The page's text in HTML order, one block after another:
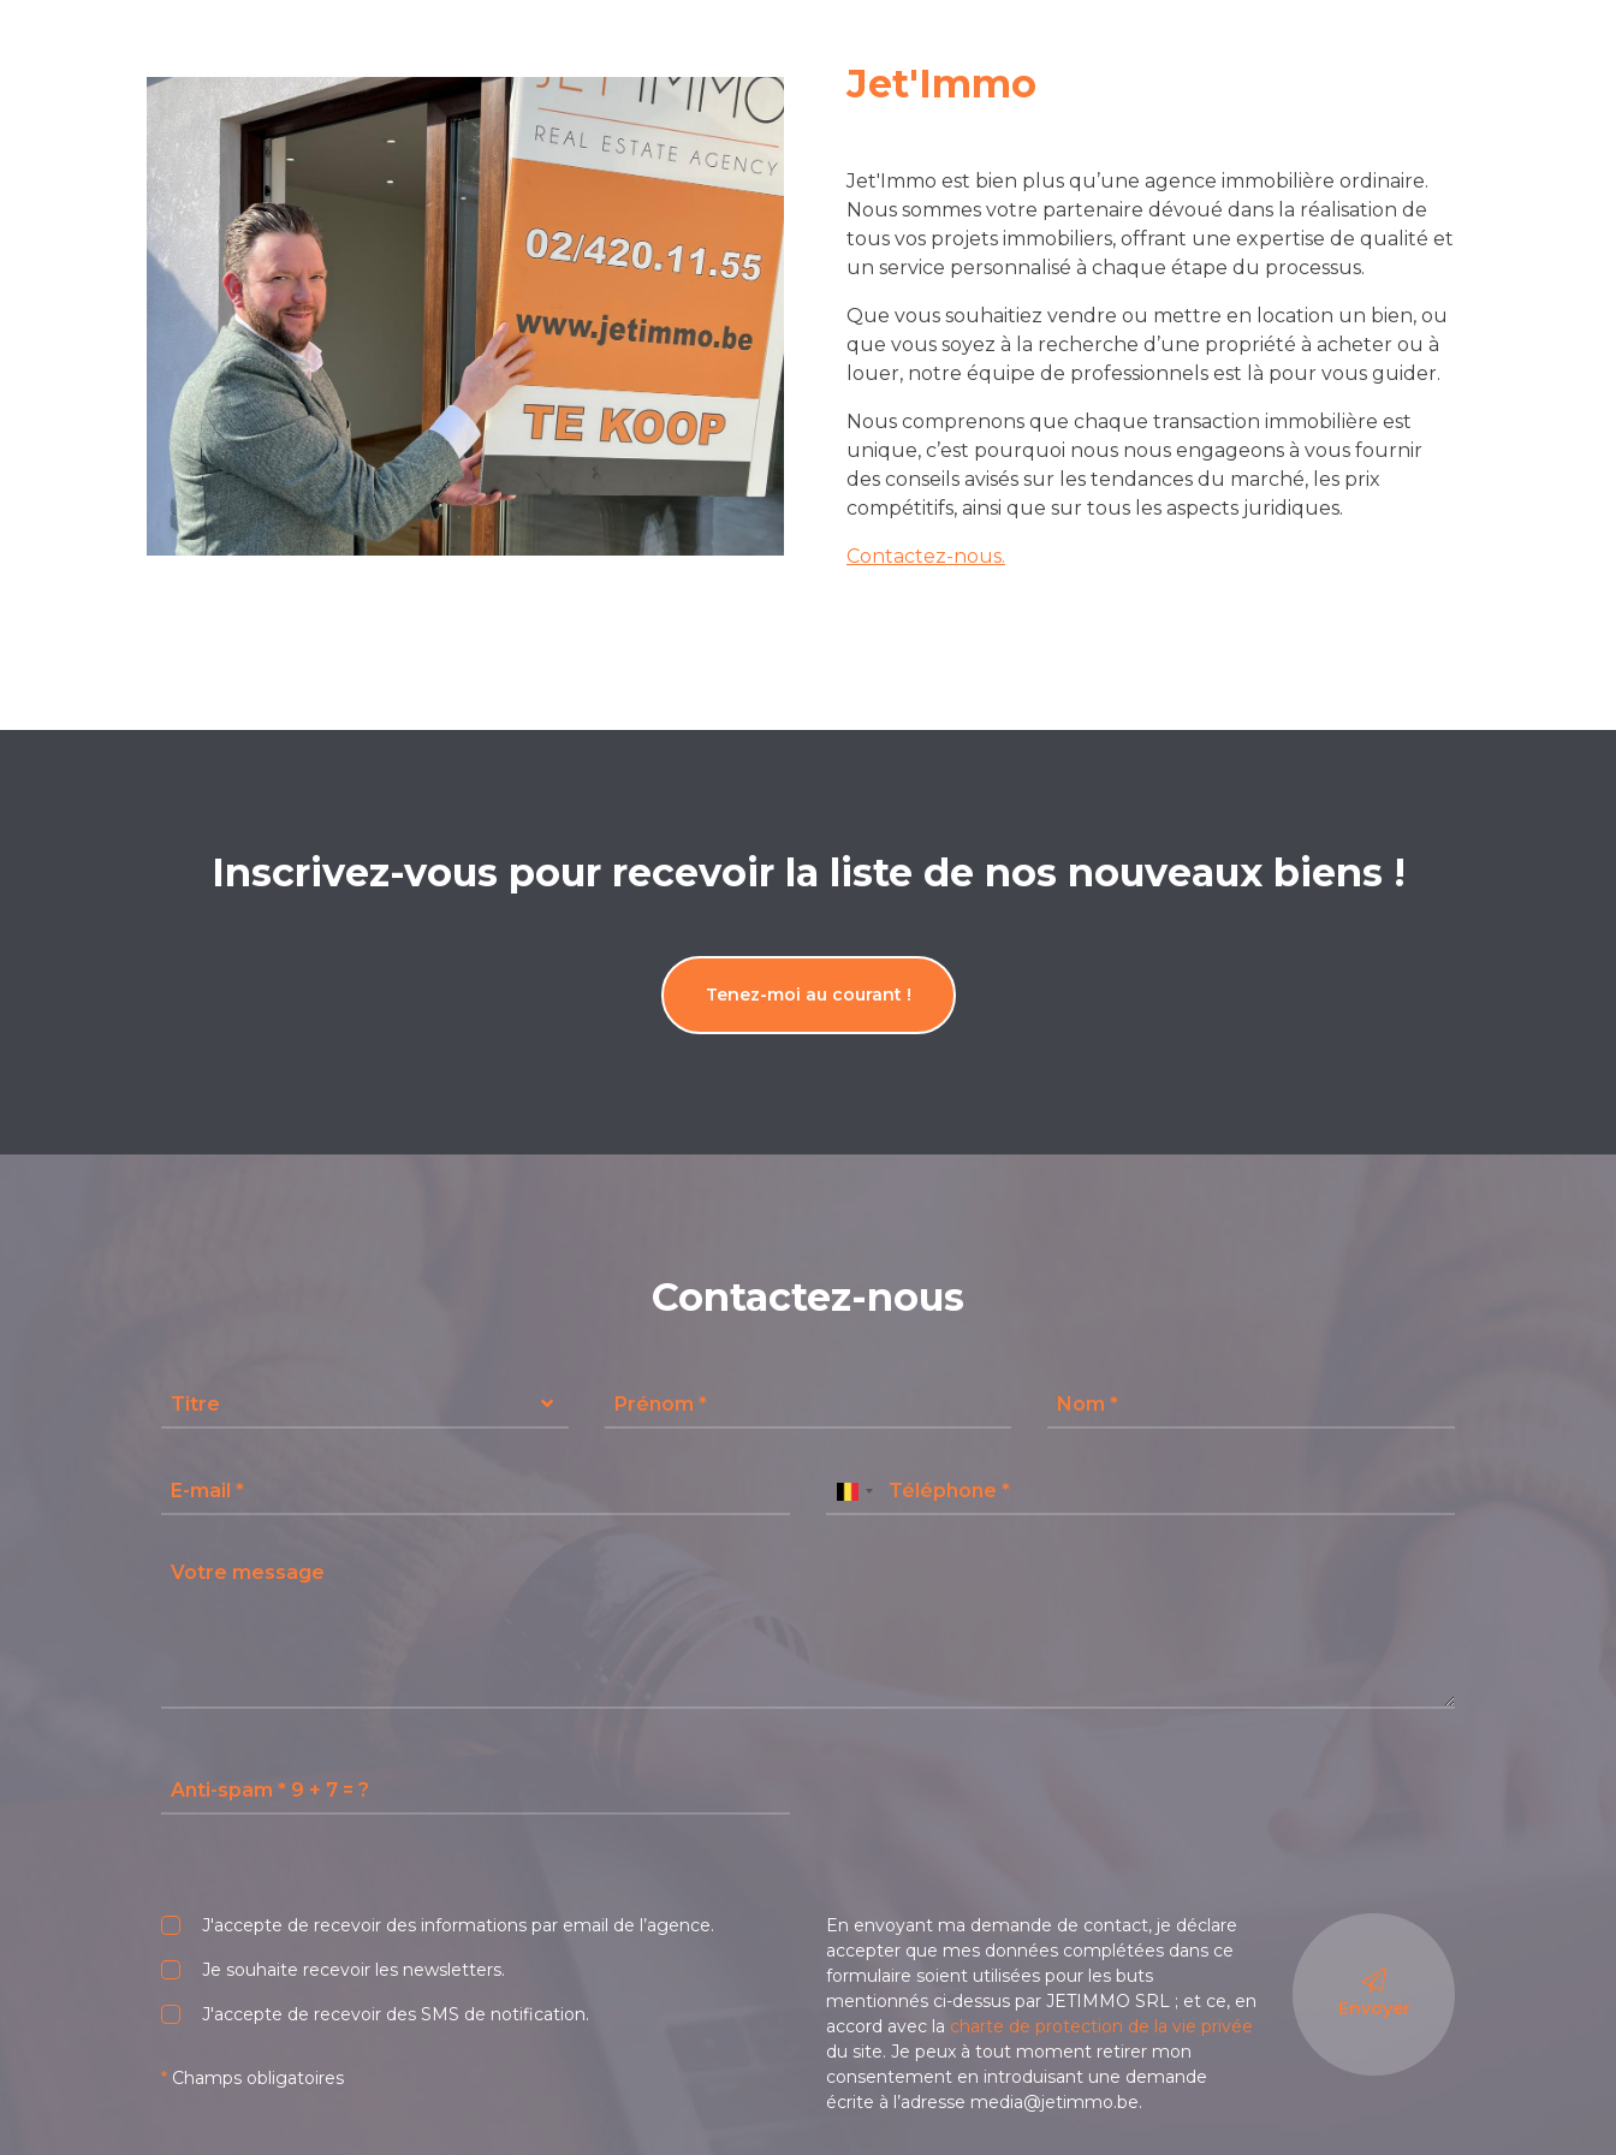
Jet'Immo
Jet'Immo est bien plus qu’une agence immobilière ordinaire.
Nous sommes votre partenaire dévoué dans la réalisation de
tous vos projets immobiliers, offrant une expertise de qualité et
un service personnalisé à chaque étape du processus.
Que vous souhaitiez vendre ou mettre en location un bien, ou
que vous soyez à la recherche d’une propriété à acheter ou à
louer, notre équipe de professionnels est là pour vous guider.
Nous comprenons que chaque transaction immobilière est
unique, c’est pourquoi nous nous engageons à vous fournir
des conseils avisés sur les tendances du marché, les prix
compétitifs, ainsi que sur tous les aspects juridiques.
Contactez-nous.
Inscrivez-vous pour recevoir la liste de nos nouveaux biens !
Tenez-moi au courant !
Contactez-nous
Titre
J'accepte de recevoir des informations par email de l’agence.
Je souhaite recevoir les newsletters.
J'accepte de recevoir des SMS de notification.
* Champs obligatoires
En envoyant ma demande de contact, je déclare
accepter que mes données complétées dans ce
formulaire soient utilisées pour les buts
mentionnés ci-dessus par JETIMMO SRL ; et ce, en
accord avec la charte de protection de la vie privée
du site. Je peux à tout moment retirer mon
consentement en introduisant une demande
écrite à l’adresse media@jetimmo.be.
Envoyer